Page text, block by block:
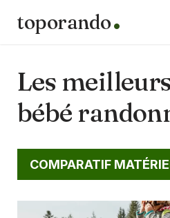
contenu
toporando
Les
bébé
COMPARATIF